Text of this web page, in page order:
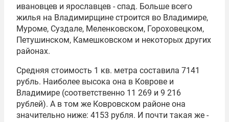
ивановцев и ярославцев - спад. Больше всего
жилья на Владимирщине строится во Владимире,
Муроме, Суздале, Меленковском, Гороховецком,
Петушинском, Камешковском и некоторых других
районах.
Средняя стоимость 1 кв. метра составила 7141
рубль. Наиболее высока она в Коврове и
Владимире (соответственно 11 269 и 9 216
рублей). А в том же Ковровском районе она
значительно ниже: 4153 рубля. И почти такая же -